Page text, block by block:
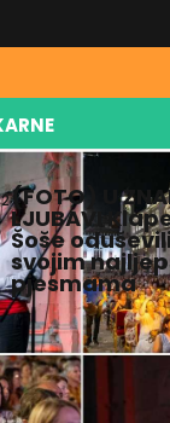
(FOTO) U
LJUBAVI
Šoše
svojim
pjesmama